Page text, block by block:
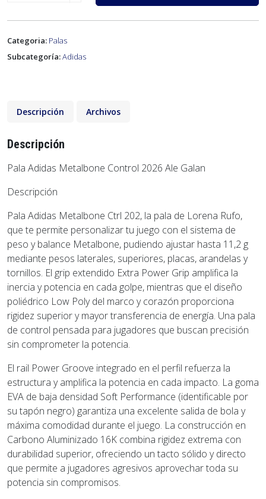
Categoria: Palas
Subcategoría:Adidas
Descripción Archivos
Descripción
Pala Adidas Metalbone Control 2026 Ale Galan
Descripción
Pala Adidas Metalbone Ctrl 202, la pala de Lorena Rufo,
que te permite personalizar tu juego con el sistema de
peso y balance Metalbone, pudiendo ajustar hasta 11,2 g
mediante pesos laterales, superiores, placas, arandelas y
tornillos. El grip extendido Extra Power Grip amplifica la
inercia y potencia en cada golpe, mientras que el diseño
poliédrico Low Poly del marco y corazón proporciona
rigidez superior y mayor transferencia de energía. Una pala
de control pensada para jugadores que buscan precisión
sin comprometer la potencia.
El rail Power Groove integrado en el perfil refuerza la
estructura y amplifica la potencia en cada impacto. La goma
EVA de baja densidad Soft Performance (identificable por
su tapón negro) garantiza una excelente salida de bola y
máxima comodidad durante el juego. La construcción en
Carbono Aluminizado 16K combina rigidez extrema con
durabilidad superior, ofreciendo un tacto sólido y directo
que permite a jugadores agresivos aprovechar toda su
potencia sin compromisos.